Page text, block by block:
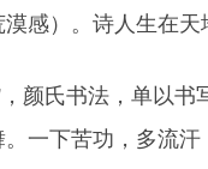
感）。诗人生在天
颜氏书法，单以书
一下苦功，多流